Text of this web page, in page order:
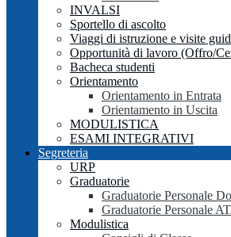
INVALSI
Sportello di ascolto
Viaggi di istruzione e visite
Opportunità di lavoro (Offro/
Bacheca studenti
Orientamento
Orientamento in Entrata
Orientamento in Uscita
MODULISTICA
ESAMI INTEGRATIVI
Segreteria
URP
Graduatorie
Graduatorie Personale
Graduatorie Personale
Modulistica